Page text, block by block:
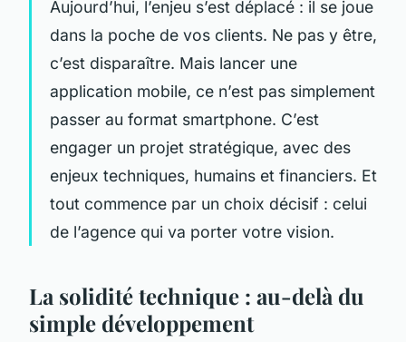
Aujourd’hui, l’enjeu s’est déplacé : il se joue
dans la poche de vos clients. Ne pas y être,
c’est disparaître. Mais lancer une
application mobile, ce n’est pas simplement
passer au format smartphone. C’est
engager un projet stratégique, avec des
enjeux techniques, humains et financiers. Et
tout commence par un choix décisif : celui
de l’agence qui va porter votre vision.
La solidité technique : au-delà du
simple développement